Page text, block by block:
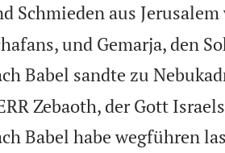
Schmieden aus
und Gemarja, den
Babel sandte zu
Zebaoth, der Gott
Babel habe wegführen